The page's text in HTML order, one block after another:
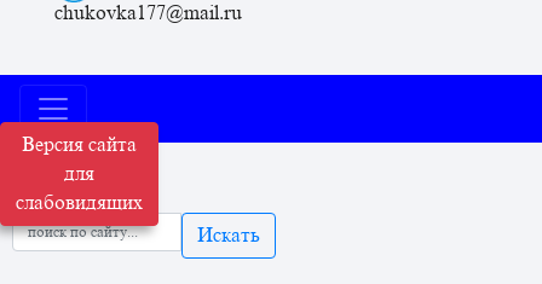
Версия сайта
для
слабовидящих
chukovka177@mail.ru
Искать